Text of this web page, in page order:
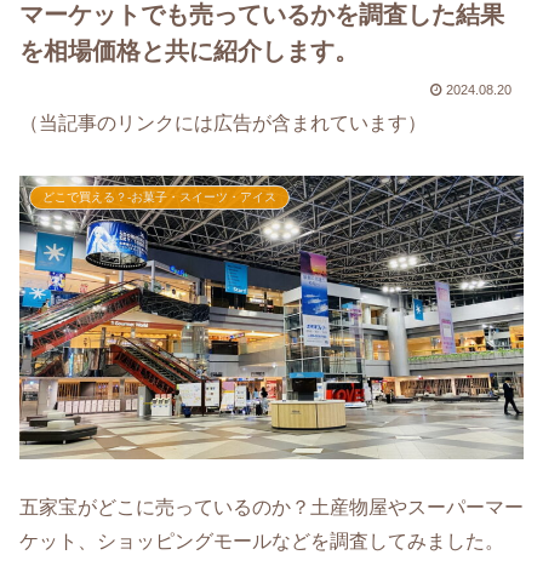
マーケットでも売っているかを調査した結果
を相場価格と共に紹介します。
2024.08.20
（当記事のリンクには広告が含まれています）
どこで買える？-お菓子・スイーツ・アイス
五家宝がどこに売っているのか？土産物屋やスーパーマー
ケット、ショッピングモールなどを調査してみました。